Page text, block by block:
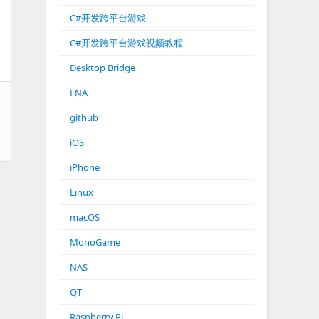
C#开发跨平台游戏
C#开发跨平台游戏视频教程
Desktop Bridge
FNA
github
iOS
iPhone
Linux
macOS
MonoGame
NAS
QT